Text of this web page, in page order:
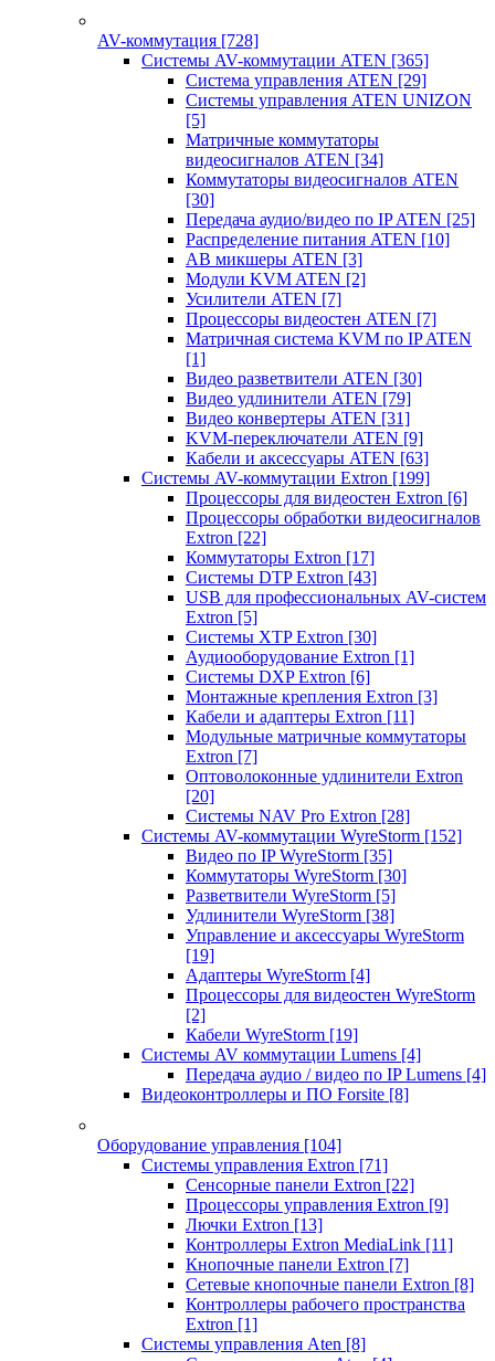
AV-коммутация [728]
Системы AV-коммутации ATEN [365]
Система управления ATEN [29]
Системы управления ATEN UNIZON
[5]
Матричные коммутаторы
видеосигналов ATEN [34]
Коммутаторы видеосигналов ATEN
[30]
Передача аудио/видео по IP ATEN [25]
Распределение питания ATEN [10]
АВ микшеры ATEN [3]
Модули KVM ATEN [2]
Усилители ATEN [7]
Процессоры видеостен ATEN [7]
Матричная система KVM по IP ATEN
[1]
Видео разветвители ATEN [30]
Видео удлинители ATEN [79]
Видео конвертеры ATEN [31]
KVM-переключатели ATEN [9]
Кабели и аксессуары ATEN [63]
Системы AV-коммутации Extron [199]
Процессоры для видеостен Extron [6]
Процессоры обработки видеосигналов
Extron [22]
Коммутаторы Extron [17]
Системы DTP Extron [43]
USB для профессиональных AV-систем
Extron [5]
Системы XTP Extron [30]
Аудиооборудование Extron [1]
Системы DXP Extron [6]
Монтажные крепления Extron [3]
Кабели и адаптеры Extron [11]
Модульные матричные коммутаторы
Extron [7]
Оптоволоконные удлинители Extron
[20]
Системы NAV Pro Extron [28]
Системы AV-коммутации WyreStorm [152]
Видео по IP WyreStorm [35]
Коммутаторы WyreStorm [30]
Разветвители WyreStorm [5]
Удлинители WyreStorm [38]
Управление и аксессуары WyreStorm
[19]
Адаптеры WyreStorm [4]
Процессоры для видеостен WyreStorm
[2]
Кабели WyreStorm [19]
Системы AV коммутации Lumens [4]
Передача аудио / видео по IP Lumens [4]
Видеоконтроллеры и ПО Forsite [8]
Оборудование управления [104]
Системы управления Extron [71]
Сенсорные панели Extron [22]
Процессоры управления Extron [9]
Лючки Extron [13]
Контроллеры Extron MediaLink [11]
Кнопочные панели Extron [7]
Сетевые кнопочные панели Extron [8]
Контроллеры рабочего пространства
Extron [1]
Системы управления Aten [8]